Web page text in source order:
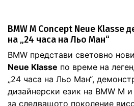
BMW M Concept Neue Klasse
на „24 часа на Льо Ман“
BMW представи световно
Neue Klasse по време на
„24 часа на Льо Ман“,
дизайнерски език на BMW M
за следващото поколение